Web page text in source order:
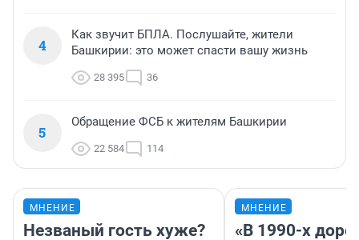
4
Как звучит БПЛА. Послушайте, жители
Башкирии: это может спасти вашу жизнь
28 395 36
5
Обращение ФСБ к жителям Башкирии
22 584 114
МНЕНИЕ
Незваный гость хуже?
МНЕНИЕ
«В 1990-х